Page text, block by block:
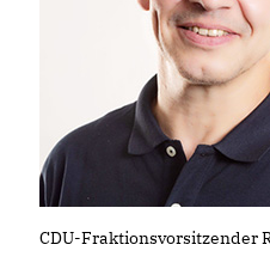
CDU-Fraktionsvorsitzender